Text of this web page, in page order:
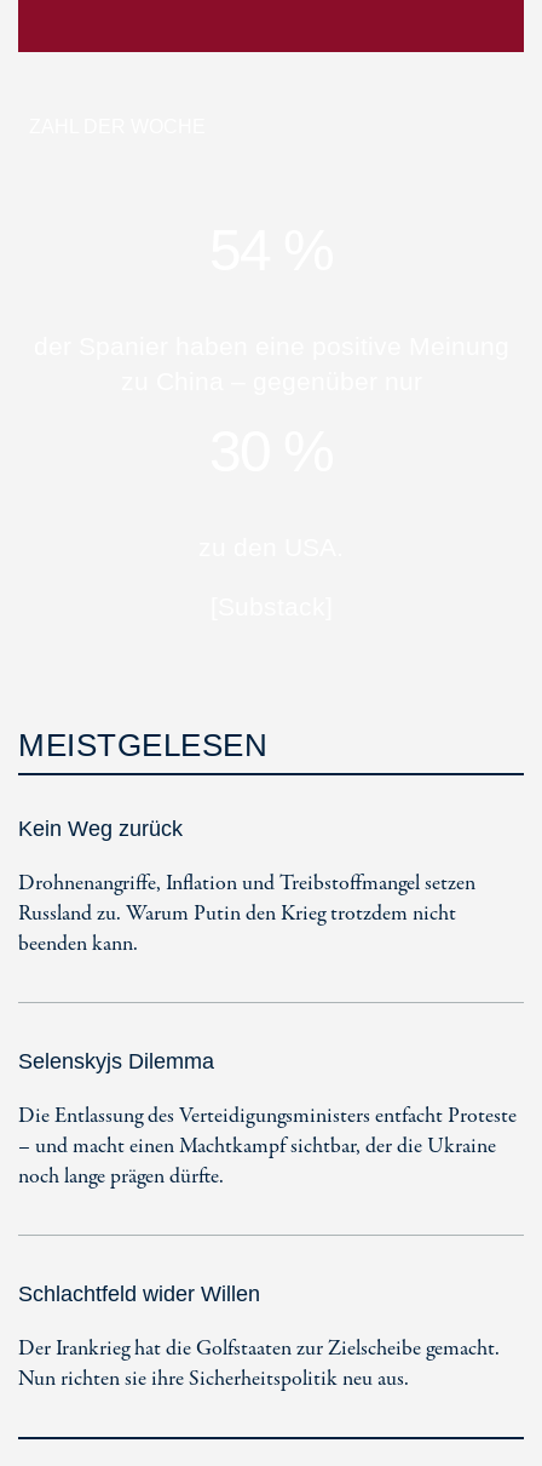
MEISTGELESEN
Kein Weg zurück
Drohnenangriffe, Inflation und Treibstoffmangel setzen
Russland zu. Warum Putin den Krieg trotzdem nicht
beenden kann.
Selenskyjs Dilemma
Die Entlassung des Verteidigungsministers entfacht Proteste
– und macht einen Machtkampf sichtbar, der die Ukraine
noch lange prägen dürfte.
Schlachtfeld wider Willen
Der Irankrieg hat die Golfstaaten zur Zielscheibe gemacht.
Nun richten sie ihre Sicherheitspolitik neu aus.